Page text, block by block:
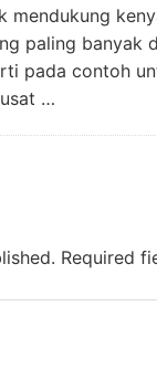
mendukung
paling banyak
pada contoh
…
Required